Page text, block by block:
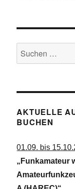
Suchen
nach:
AKTUELLE
BUCHEN
01.09. bis
„Funkamateur